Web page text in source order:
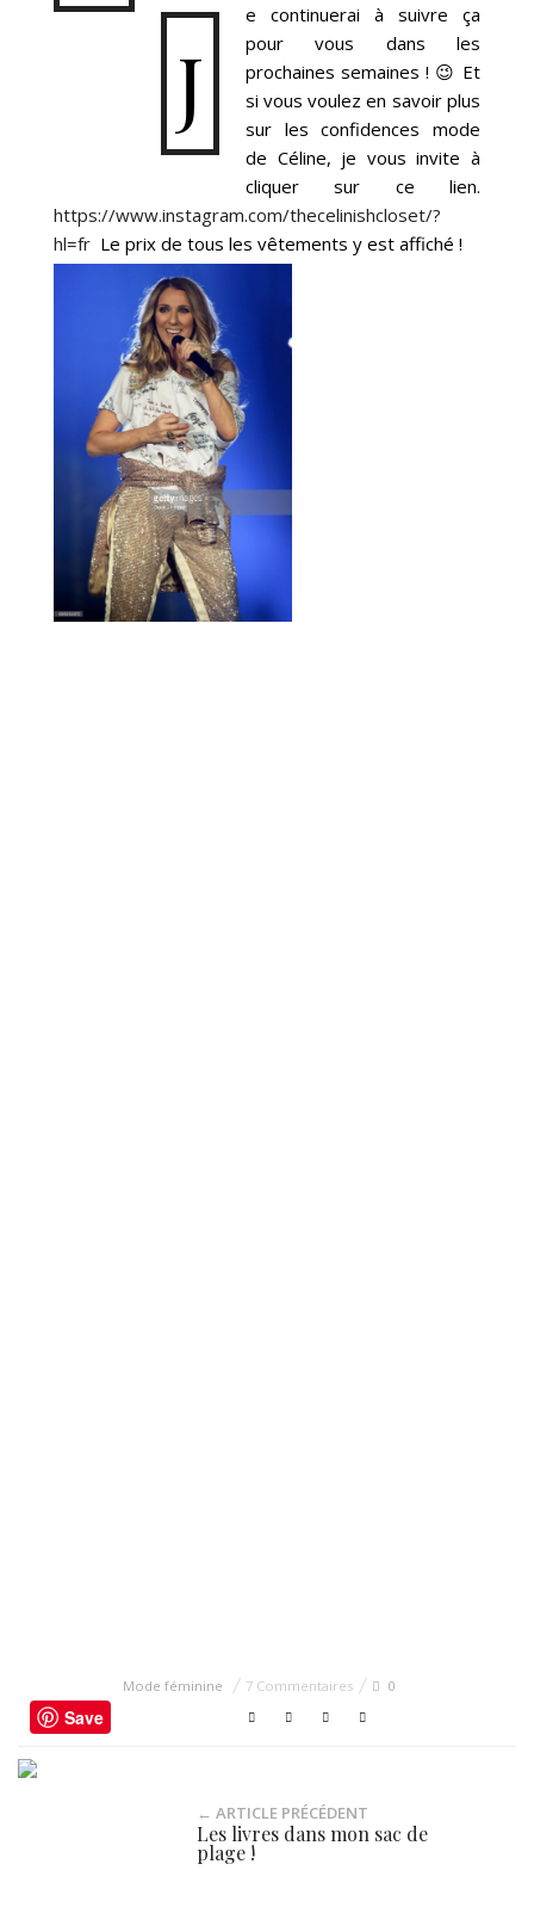
J
e continuerai à suivre ça
pour vous dans les
prochaines semaines ! 😉 Et
si vous voulez en savoir plus
sur les confidences mode
de Céline, je vous invite à
cliquer sur ce lien.
https://www.instagram.com/thecelinishcloset/?
hl=fr Le prix de tous les vêtements y est affiché !
Mode féminine 7 Commentaires 0
Save
← ARTICLE PRÉCÉDENT
Les livres dans mon sac de
plage !